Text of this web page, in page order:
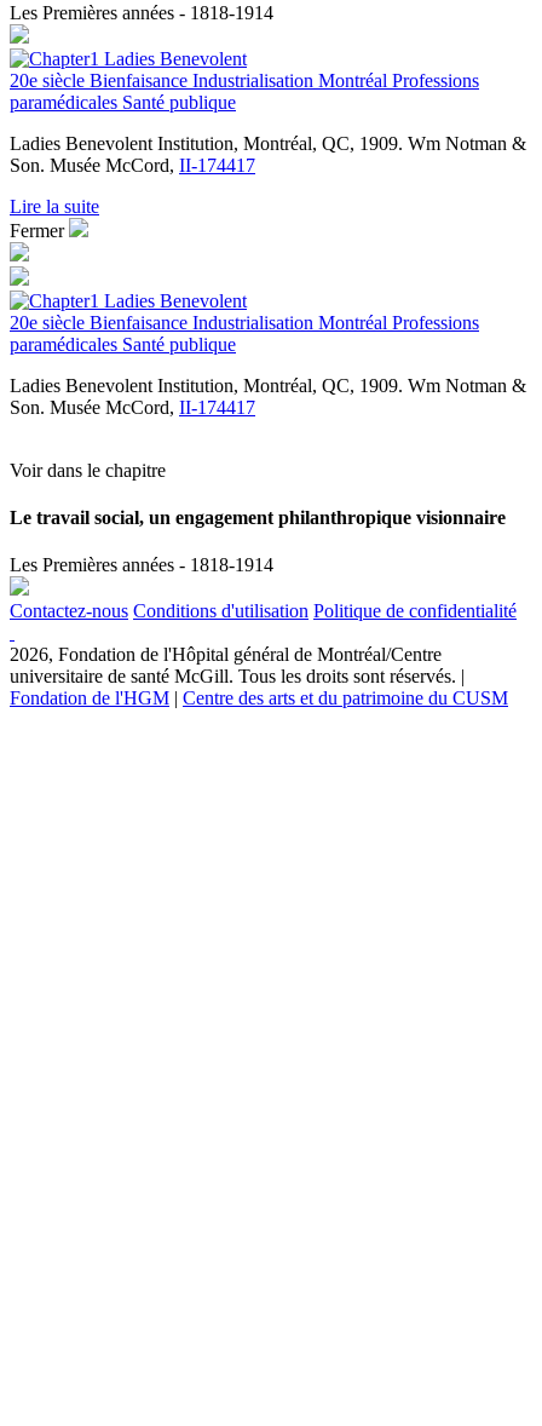
Les Premières années - 1818-1914
20e siècle Bienfaisance Industrialisation Montréal Professions
paramédicales Santé publique
Ladies Benevolent Institution, Montréal, QC, 1909. Wm Notman &
Son. Musée McCord, II-174417
Lire la suite
Fermer
20e siècle Bienfaisance Industrialisation Montréal Professions
paramédicales Santé publique
Ladies Benevolent Institution, Montréal, QC, 1909. Wm Notman &
Son. Musée McCord, II-174417
Voir dans le chapitre
Le travail social, un engagement philanthropique visionnaire
Les Premières années - 1818-1914
Contactez-nous Conditions d'utilisation Politique de confidentialité
2026, Fondation de l'Hôpital général de Montréal/Centre
universitaire de santé McGill. Tous les droits sont réservés. |
Fondation de l'HGM | Centre des arts et du patrimoine du CUSM